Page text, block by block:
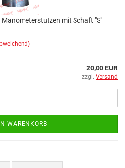
Manometerstutzen mit Schaft "S"
20,00 EUR
zzgl. Versand
WARENKORB